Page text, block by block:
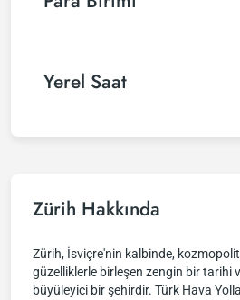
Yerel Saat
Zürih Hakkında
Zürih, İsviçre'nin kalbinde,
güzelliklerle birleşen zengin bir tarihi
büyüleyici bir şehirdir. Türk Hava